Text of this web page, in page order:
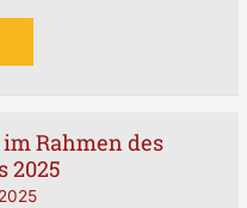
Rahmen des
2025